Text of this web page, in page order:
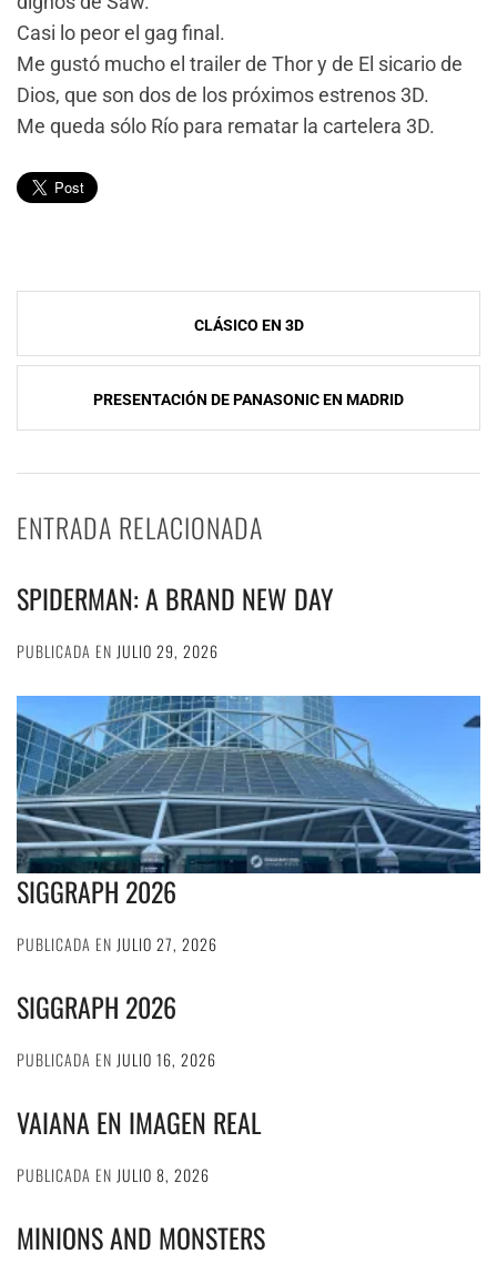
Casi lo peor el gag final.
Me gustó mucho el trailer de Thor y de El sicario de
Dios, que son dos de los próximos estrenos 3D.
Me queda sólo Río para rematar la cartelera 3D.
Navegación
de
entradas
CLÁSICO EN 3D
PRESENTACIÓN DE PANASONIC EN MADRID
ENTRADA RELACIONADA
SPIDERMAN: A BRAND NEW DAY
PUBLICADA EN JULIO 29, 2026
SIGGRAPH 2026
PUBLICADA EN JULIO 27, 2026
SIGGRAPH 2026
PUBLICADA EN JULIO 16, 2026
VAIANA EN IMAGEN REAL
PUBLICADA EN JULIO 8, 2026
MINIONS AND MONSTERS